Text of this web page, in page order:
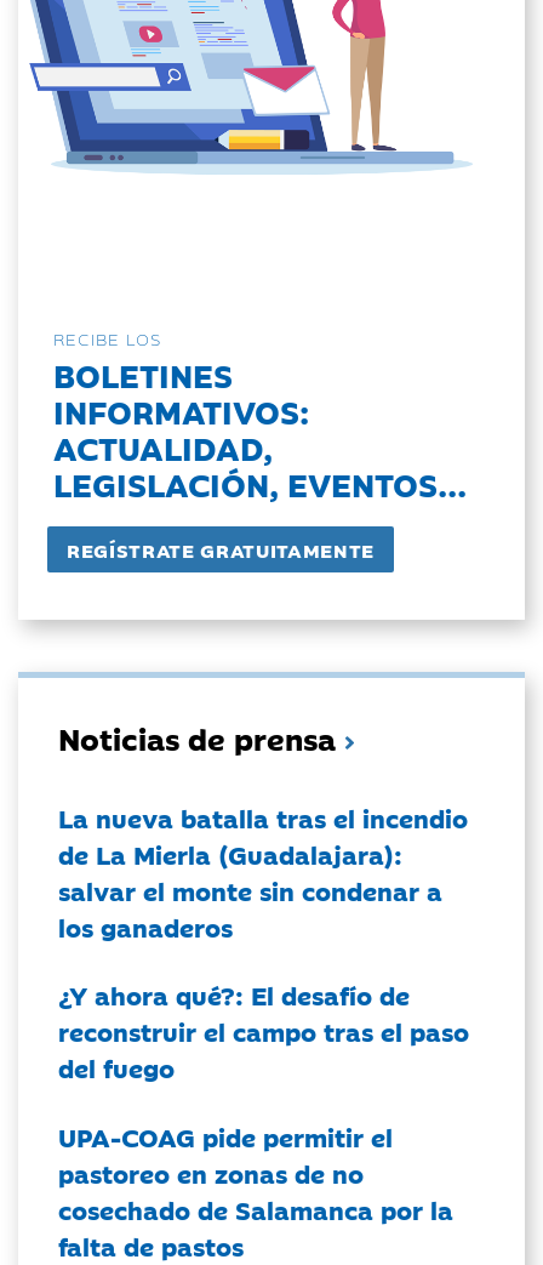
RECIBE LOS
BOLETINES
INFORMATIVOS:
ACTUALIDAD,
LEGISLACIÓN, EVENTOS...
Noticias de prensa
La nueva batalla tras el incendio
de La Mierla (Guadalajara):
salvar el monte sin condenar a
los ganaderos
¿Y ahora qué?: El desafío de
reconstruir el campo tras el paso
del fuego
UPA-COAG pide permitir el
pastoreo en zonas de no
cosechado de Salamanca por la
falta de pastos